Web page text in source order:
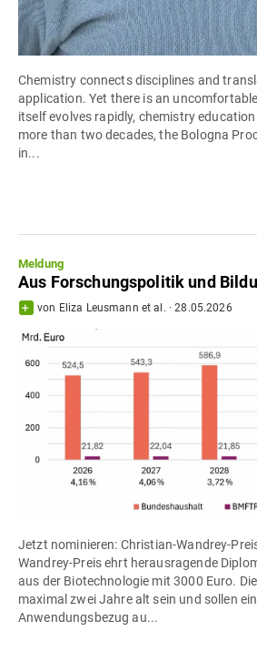
Chemistry connects disciplines and
application. Yet there is an
itself evolves rapidly, chemistry
more than two decades, the Bologna
in...
Meldung
Aus Forschungspolitik und
von Eliza Leusmann et al. ·28.05.2026
Jetzt nominieren: Christian-Wandrey-
Wandrey-Preis ehrt herausragende
aus der Biotechnologie mit 3000 Euro.
maximal zwei Jahre alt sein und sollen
Anwendungsbezug au...